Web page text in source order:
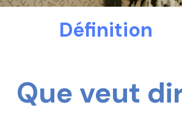
Définition
Que veut